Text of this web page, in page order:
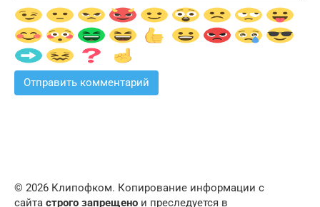
© 2026 Клипофком. Копирование информации с
сайта строго запрещено и преследуется в